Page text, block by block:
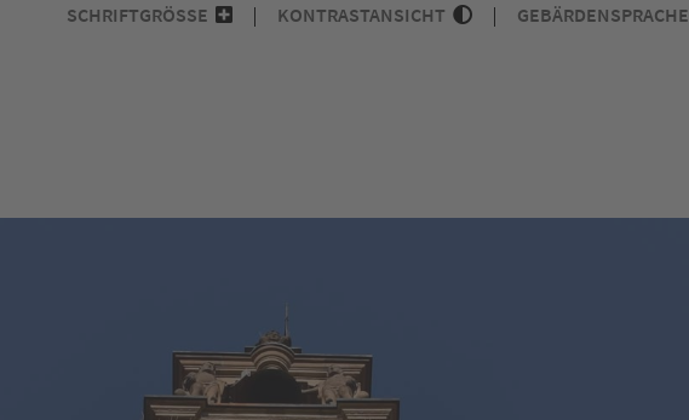
SCHRIFTGRÖSSE KONTRASTANSICHT GEBÄRDENSPRACHE